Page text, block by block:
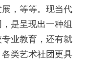
，等等。现当代
是呈现出一种组
业教育，还有就
类艺术社团更具